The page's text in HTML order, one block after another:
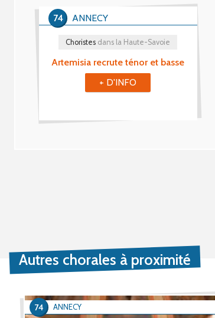
Artemisia recrute ténor et basse
Choristes dans la Haute-Savoie
ANNECY
74
+ D'INFO
Autres chorales à proximité
ANNECY
74